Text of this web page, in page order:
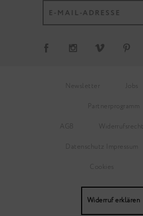
Newsletter Jobs
Partnerprogramm
AGB Widerrufsrecht
Datenschutz Impressum
Cookies
Widerruf erklären